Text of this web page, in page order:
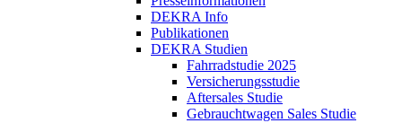
DEKRA Info
Publikationen
DEKRA Studien
Fahrradstudie 2025
Versicherungsstudie
Aftersales Studie
Gebrauchtwagen Sales Studie